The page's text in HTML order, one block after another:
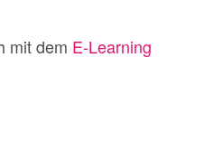
mit dem E-Learning